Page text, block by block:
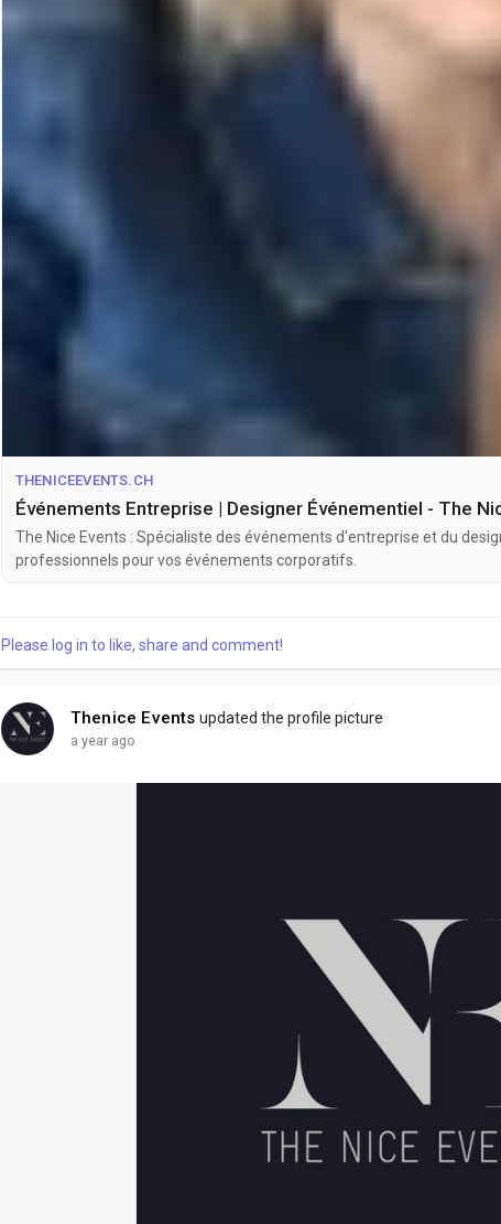
THENICEEVENTS.CH
Événements Entreprise | Designer Événementiel - The
The Nice Events : Spécialiste des événements d'entreprise et du
professionnels pour vos événements corporatifs.
Please log in to like, share and comment!
Thenice Events updated the profile picture
a year ago